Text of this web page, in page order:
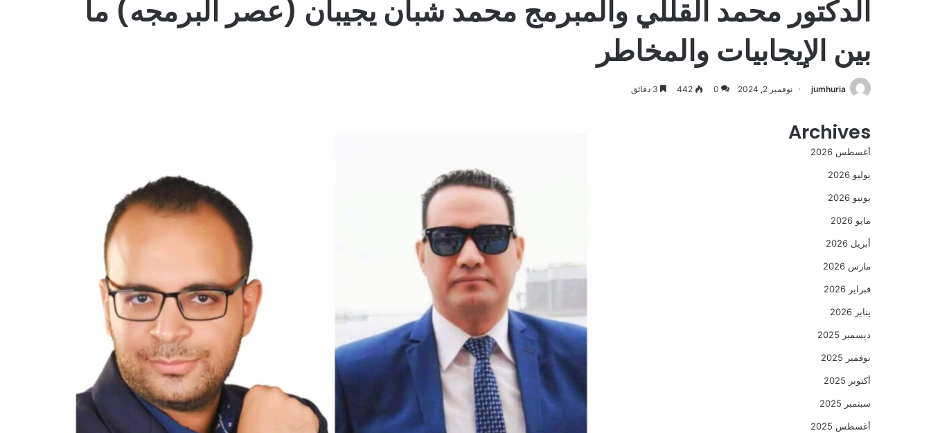
الدكتور محمد القللي والمبرمج محمد شبان يجيبان (عصر البرمجه) ما
بين الإيجابيات والمخاطر
jumhuria نوفمبر 2, 2024 0
442
Archives
أغسطس 2026
يوليو 2026
يونيو 2026
مايو 2026
أبريل 2026
مارس 2026
فبراير 2026
يناير 2026
ديسمبر 2025
نوفمبر 2025
أكتوبر 2025
سبتمبر 2025
أغسطس 2025